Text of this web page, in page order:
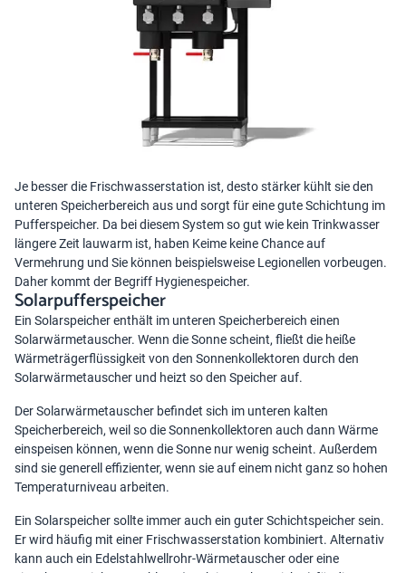
Je besser die Frischwasserstation ist, desto stärker kühlt sie den
unteren Speicherbereich aus und sorgt für eine gute Schichtung im
Pufferspeicher. Da bei diesem System so gut wie kein Trinkwasser
längere Zeit lauwarm ist, haben Keime keine Chance auf
Vermehrung und Sie können beispielsweise Legionellen vorbeugen.
Daher kommt der Begriff Hygienespeicher.
Solarpufferspeicher
Ein Solarspeicher enthält im unteren Speicherbereich einen
Solarwärmetauscher. Wenn die Sonne scheint, fließt die heiße
Wärmeträgerflüssigkeit von den Sonnenkollektoren durch den
Solarwärmetauscher und heizt so den Speicher auf.
Der Solarwärmetauscher befindet sich im unteren kalten
Speicherbereich, weil so die Sonnenkollektoren auch dann Wärme
einspeisen können, wenn die Sonne nur wenig scheint. Außerdem
sind sie generell effizienter, wenn sie auf einem nicht ganz so hohen
Temperaturniveau arbeiten.
Ein Solarspeicher sollte immer auch ein guter Schichtspeicher sein.
Er wird häufig mit einer Frischwasserstation kombiniert. Alternativ
kann auch ein Edelstahlwellrohr-Wärmetauscher oder eine